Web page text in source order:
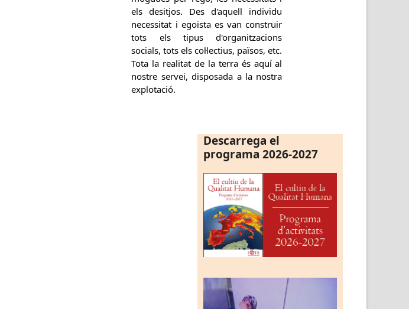
els desitjos. Des d'aquell individu
necessitat i egoista es van construir
tots els tipus d'organitzacions
socials, tots els col·lectius, països, etc.
Tota la realitat de la terra és aquí al
nostre servei, disposada a la nostra
explotació.
Descarrega el
programa 2026-2027